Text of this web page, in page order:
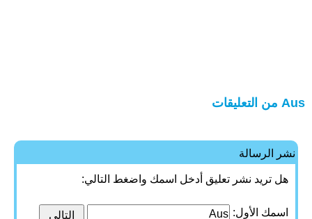
Aus من التعليقات
نشر الرسالة
هل تريد نشر تعليق أدخل اسمك واضغط التالي:
اسمك الأول: